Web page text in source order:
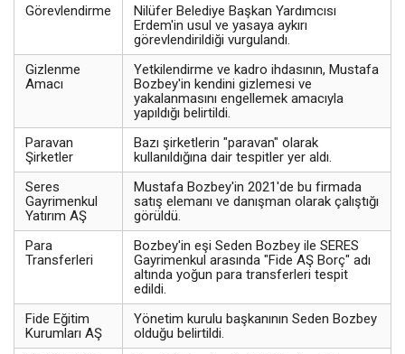
Görevlendirme
Nilüfer Belediye Başkan Yardımcısı
Erdem'in usul ve yasaya aykırı
görevlendirildiği vurgulandı.
Gizlenme
Amacı
Yetkilendirme ve kadro ihdasının, Mustafa
Bozbey'in kendini gizlemesi ve
yakalanmasını engellemek amacıyla
yapıldığı belirtildi.
Paravan
Şirketler
Bazı şirketlerin "paravan" olarak
kullanıldığına dair tespitler yer aldı.
Seres
Gayrimenkul
Yatırım AŞ
Mustafa Bozbey'in 2021'de bu firmada
satış elemanı ve danışman olarak çalıştığı
görüldü.
Para
Transferleri
Bozbey'in eşi Seden Bozbey ile SERES
Gayrimenkul arasında "Fide AŞ Borç" adı
altında yoğun para transferleri tespit
edildi.
Fide Eğitim
Kurumları AŞ
Yönetim kurulu başkanının Seden Bozbey
olduğu belirtildi.